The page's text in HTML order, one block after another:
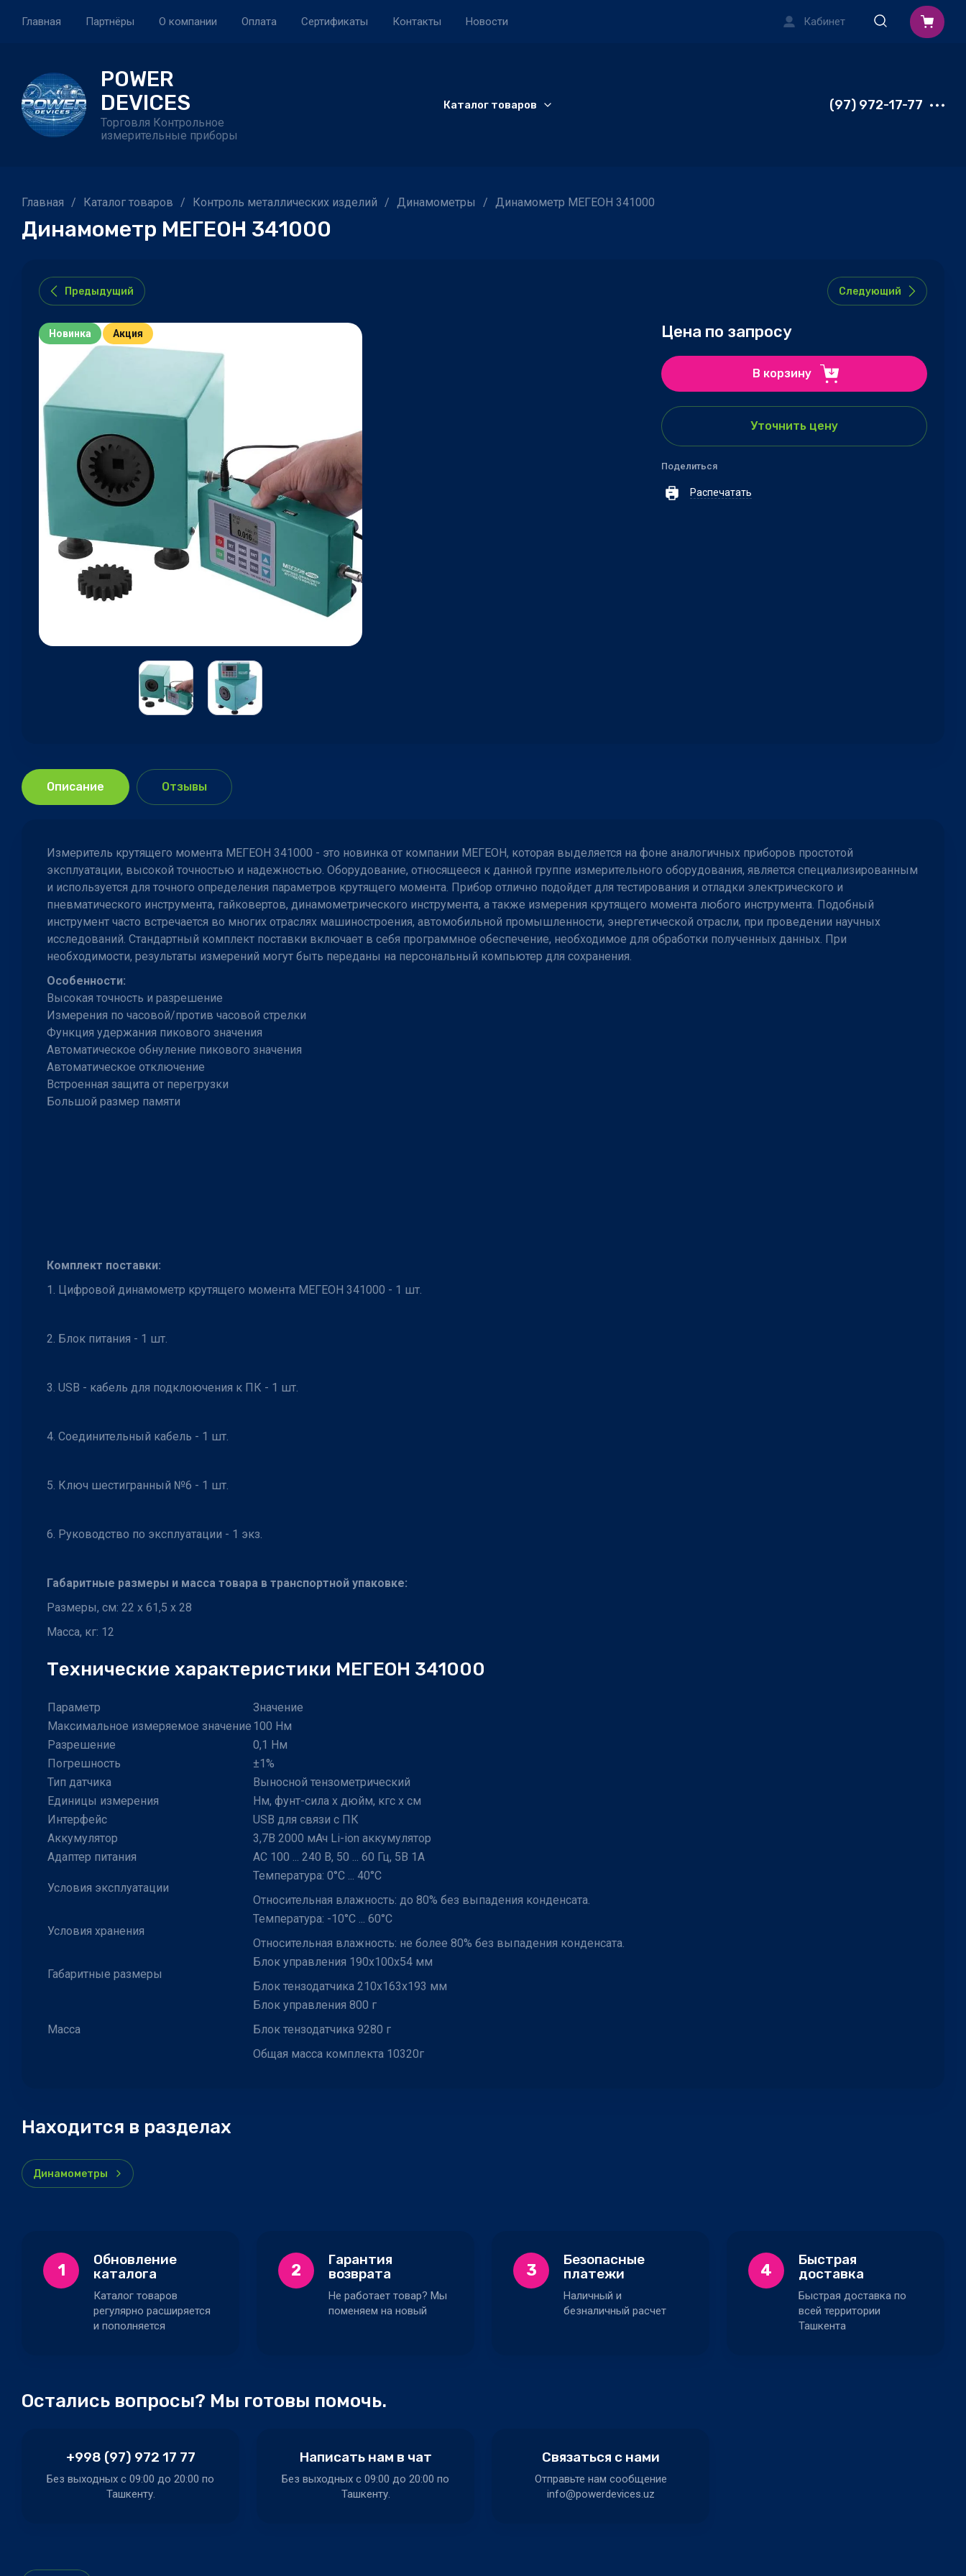
Главная Партнёры О компании Оплата Сертификаты Контакты Новости Кабинет
POWER
DEVICES
Торговля Контрольное
измерительные приборы
Каталог товаров (97) 972-17-77
Главная / Каталог товаров / Контроль металлических изделий / Динамометры / Динамометр МЕГЕОН 341000
Динамометр МЕГЕОН 341000
Предыдущий Следующий
Новинка Акция Цена по запросу
В корзину
Уточнить цену
Поделиться
Распечатать
Описание Отзывы
Измеритель крутящего момента МЕГЕОН 341000 - это новинка от компании МЕГЕОН, которая выделяется на фоне аналогичных приборов простотой
эксплуатации, высокой точностью и надежностью. Оборудование, относящееся к данной группе измерительного оборудования, является специализированным
и используется для точного определения параметров крутящего момента. Прибор отлично подойдет для тестирования и отладки электрического и
пневматического инструмента, гайковертов, динамометрического инструмента, а также измерения крутящего момента любого инструмента. Подобный
инструмент часто встречается во многих отраслях машиностроения, автомобильной промышленности, энергетической отрасли, при проведении научных
исследований. Стандартный комплект поставки включает в себя программное обеспечение, необходимое для обработки полученных данных. При
необходимости, результаты измерений могут быть переданы на персональный компьютер для сохранения.
Особенности:
Высокая точность и разрешение
Измерения по часовой/против часовой стрелки
Функция удержания пикового значения
Автоматическое обнуление пикового значения
Автоматическое отключение
Встроенная защита от перегрузки
Большой размер памяти
Комплект поставки:
1. Цифровой динамометр крутящего момента МЕГЕОН 341000 - 1 шт.
2. Блок питания - 1 шт.
3. USB - кабель для подклоючения к ПК - 1 шт.
4. Соединительный кабель - 1 шт.
5. Ключ шестигранный №6 - 1 шт.
6. Руководство по эксплуатации - 1 экз.
Габаритные размеры и масса товара в транспортной упаковке:
Размеры, см: 22 x 61,5 x 28
Масса, кг: 12
Технические характеристики МЕГЕОН 341000
Параметр
Значение
Максимальное измеряемое значение 100 Нм
Разрешение
0,1 Нм
Погрешность
±1%
Тип датчика
Выносной тензометрический
Единицы измерения
Нм, фунт-сила х дюйм, кгс х см
Интерфейс
USB для связи с ПК
Аккумулятор
3,7В 2000 мАч Li-ion аккумулятор
Адаптер питания
AC 100 ... 240 В, 50 ... 60 Гц, 5В 1А
Условия эксплуатации
Температура: 0°С ... 40°С
Относительная влажность: до 80% без выпадения конденсата.
Условия хранения
Температура: -10°С ... 60°С
Относительная влажность: не более 80% без выпадения конденсата.
Габаритные размеры
Блок управления 190х100х54 мм
Блок тензодатчика 210х163х193 мм
Масса
Блок управления 800 г
Блок тензодатчика 9280 г
Общая масса комплекта 10320г
Находится в разделах
Динамометры
1
Обновление
каталога
Каталог товаров
регулярно расширяется
и пополняется
2
Гарантия
возврата
Не работает товар? Мы
поменяем на новый
3
Безопасные
платежи
Наличный и
безналичный расчет
4
Быстрая
доставка
Быстрая доставка по
всей территории
Ташкента
Остались вопросы? Мы готовы помочь.
+998 (97) 972 17 77
Без выходных c 09:00 до 20:00 по
Ташкенту.
Написать нам в чат
Без выходных c 09:00 до 20:00 по
Ташкенту.
Связаться с нами
Отправьте нам сообщение
info@powerdevices.uz